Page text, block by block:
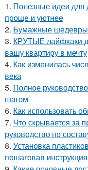
1. Полезные идеи для
проще и уютнее
2. Бумажные шедевры:
3. КРУТЫЕ лайфхаки
вашу квартиру в мечту
4. Как изменилась
века
5. Полное
шагом
6. Как использовать
7. Что скрывается за
руководство по
8. Установка
пошаговая инструкция